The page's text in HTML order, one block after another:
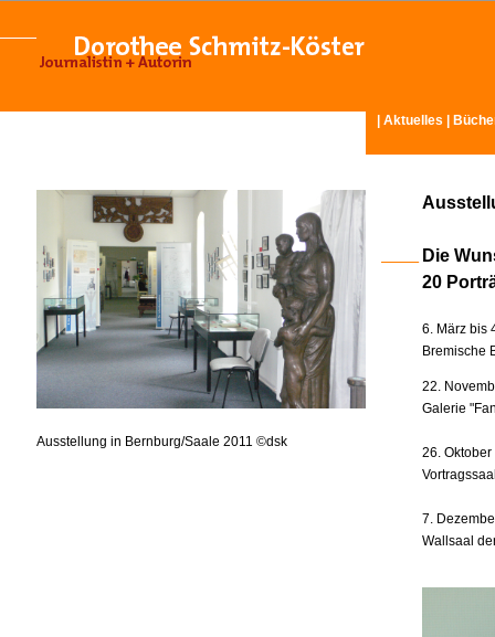
Aktuelles
Ausstellung in Bernburg/Saale 2011 ©dsk
Die
20
6. März bis
Bremische
22.
Galerie
26.
7.
Wallsaal